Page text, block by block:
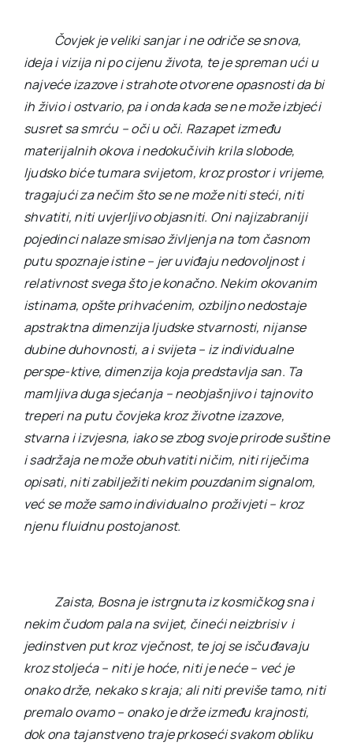
Čovjek je veliki sanjar i ne odriče se snova,
ideja i vizija ni po cijenu života, te je spreman ući u
najveće izazove i strahote otvorene opasnosti da bi
ih živio i ostvario, pa i onda kada se ne može izbjeći
susret sa smrću – oči u oči. Razapet između
materijalnih okova i nedokučivih krila slobode,
ljudsko biće tumara svijetom, kroz prostor i vrijeme,
tragajući za nečim što se ne može niti steći, niti
shvatiti, niti uvjerljivo objasniti. Oni najizabraniji
pojedinci nalaze smisao življenja na tom časnom
putu spoznaje istine – jer uviđaju nedovoljnost i
relativnost svega što je konačno. Nekim okovanim
istinama, opšte prihvaćenim, ozbiljno nedostaje
apstraktna dimenzija ljudske stvarnosti, nijanse
dubine duhovnosti, a i svijeta – iz individualne
perspe-ktive, dimenzija koja predstavlja san. Ta
mamljiva duga sjećanja – neobjašnjivo i tajnovito
treperi na putu čovjeka kroz životne izazove,
stvarna i izvjesna, iako se zbog svoje prirode suštine
i sadržaja ne može obuhvatiti ničim, niti riječima
opisati, niti zabilježiti nekim pouzdanim signalom,
već se može samo individualno proživjeti – kroz
njenu fluidnu postojanost.
Zaista, Bosna je istrgnuta iz kosmičkog sna i
nekim čudom pala na svijet, čineći neizbrisiv i
jedinstven put kroz vječnost, te joj se isčuđavaju
kroz stoljeća – niti je hoće, niti je neće – već je
onako drže, nekako s kraja; ali niti previše tamo, niti
premalo ovamo – onako je drže između krajnosti,
dok ona tajanstveno traje prkoseći svakom obliku